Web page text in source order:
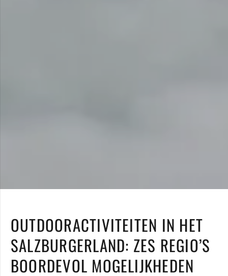
OUTDOORACTIVITEITEN IN HET
SALZBURGERLAND: ZES REGIO’S
BOORDEVOL MOGELIJKHEDEN